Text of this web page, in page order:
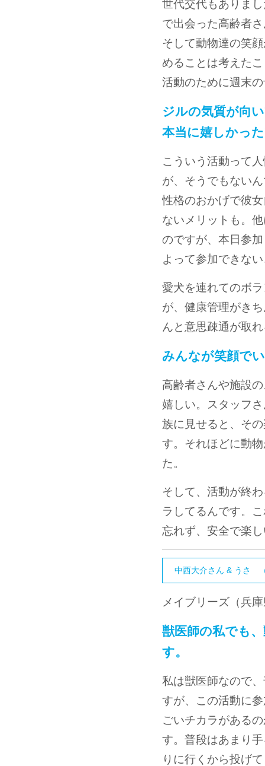
世代交代もありま
で出会った高齢者
そして動物達の笑
めることは考えた
活動のために週末
ジルの気質が向
本当に嬉しかっ
こういう活動って
が、そうでもない
性格のおかげで彼
ないメリットも。
のですが、本日参
よって参加できな
愛犬を連れてのボ
が、健康管理がき
んと意思疎通が取
みんなが笑顔で
高齢者さんや施設
嬉しい。スタッフ
族に見せると、そ
す。それほどに動
た。
そして、活動が終
ラしてるんです。
忘れず、安全で楽
中西大介さん & うさ
メイブリーズ（兵
獣医師の私でも
す。
私は獣医師なので
すが、この活動に
ごいチカラがある
す。普段はあまり
りに行くから投げ